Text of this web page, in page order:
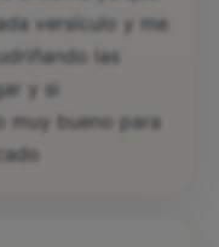
versículo y me
las
y si
muy bueno para